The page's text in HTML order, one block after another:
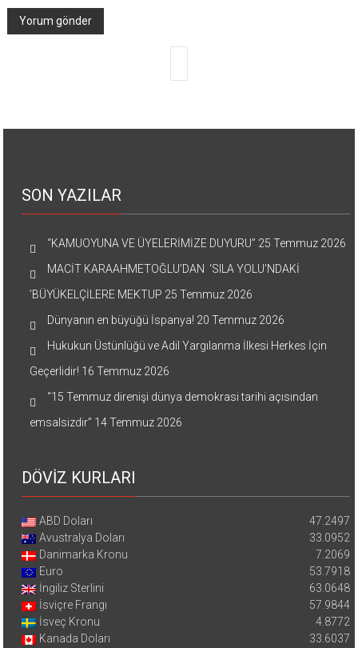
SON YAZILAR
“KAMUOYUNA VE ÜYELERİMİZE DUYURU” 25 Temmuz 2026
MACİT KARAAHMETOĞLU’DAN ‘SILA YOLU’NDAKİ
’BÜYÜKELÇİLERE MEKTUP 25 Temmuz 2026
Dünyanın en büyüğü İspanya! 20 Temmuz 2026
Hukukun Üstünlüğü ve Adil Yargılanma İlkesi Herkes İçin
Geçerlidir! 16 Temmuz 2026
“15 Temmuz direnişi dünya demokrasi tarihi açısından
emsalsizdir” 14 Temmuz 2026
DÖVİZ KURLARI
ABD Doları
47.2497
Avustralya Doları
33.0952
Danimarka Kronu
7.2069
Euro
53.7918
İngiliz Sterlini
63.0648
İsviçre Frangı
57.9844
İsveç Kronu
4.8772
Kanada Doları
33.6037